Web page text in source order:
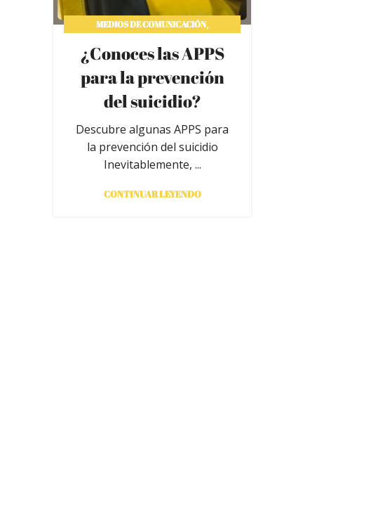
MEDIOS DE COMUNICACIÓN,
¿Conoces las APPS
para la prevención
del suicidio?
Descubre algunas APPS para
la prevención del suicidio
Inevitablemente, ...
CONTINUAR LEYENDO